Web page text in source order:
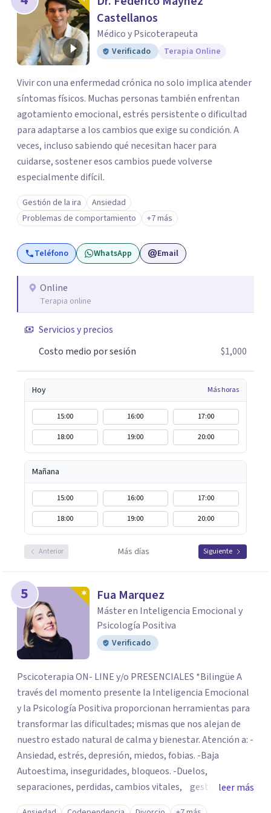
Castellanos
Médico y Psicoterapeuta
Verificado Terapia Online
Vivir con una enfermedad crónica no solo implica atender
síntomas físicos. Muchas personas también enfrentan
agotamiento emocional, estrés persistente o dificultad
para adaptarse a los cambios que exige su condición. A
veces, incluso sabiendo qué necesitan hacer para
cuidarse, sostener esos cambios puede volverse
especialmente difícil.
Gestión de la ira
Ansiedad
Problemas de comportamiento
+7 más
Teléfono WhatsApp Email
Online
Terapia online
Servicios y precios
Costo medio por sesión
$1,000
Hoy Más horas
15:00 16:00
17:00
18:00
19:00 20:00
Mañana
15:00 16:00
17:00
18:00
19:00 20:00
Anterior Más días Siguiente
5 Fua Marquez
Máster en Inteligencia Emocional y
Psicología Positiva
Verificado
Pscicoterapia ON- LINE y/o PRESENCIALES *Bilingüe A
través del momento presente la Inteligencia Emocional
y la Psicología Positiva proporcionan herramientas para
transformar las dificultades; mismas que nos alejan de
nuestro estado natural de calma y bienestar. Atención a: -
Ansiedad, estrés, depresión, miedos, fobias. -Baja
Autoestima, inseguridades, bloqueos. -Duelos,
separaciones, perdidas, cambios vitales, gestión de
emociones, tristeza, ira, soledad. Si deseas resolver una
leer más